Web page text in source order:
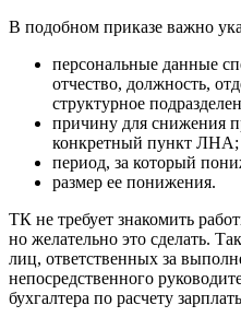
В подобном приказе важно
персональные данные
отчество, должность,
структурное
причину для снижения
конкретный пункт ЛНА;
период, за который
размер ее понижения.
ТК не требует знакомить
но желательно это сделать.
лиц, ответственных за
непосредственного
бухгалтера по расчету